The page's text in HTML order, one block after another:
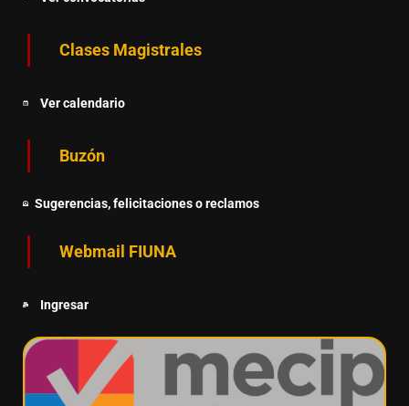
Clases Magistrales
Ver calendario
Buzón
Sugerencias, felicitaciones o reclamos
Webmail FIUNA
Ingresar